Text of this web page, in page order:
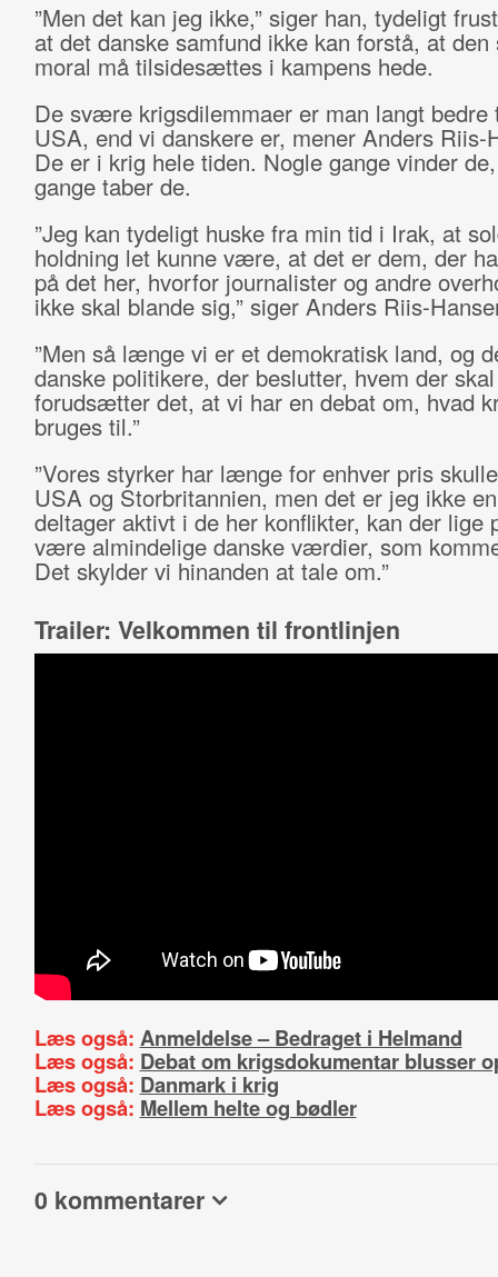
”Men det kan jeg ikke,” siger han, tydeligt
at det danske samfund ikke kan forstå, at den
moral må tilsidesættes i kampens hede.
De svære krigsdilemmaer er man langt bedre
USA, end vi danskere er, mener Anders Riis-
De er i krig hele tiden. Nogle gange vinder
gange taber de.
”Jeg kan tydeligt huske fra min tid i Irak, at
holdning let kunne være, at det er dem, der
på det her, hvorfor journalister og andre
ikke skal blande sig,” siger Anders Riis-
”Men så længe vi er et demokratisk land, og
danske politikere, der beslutter, hvem der
forudsætter det, at vi har en debat om, hvad
bruges til.”
”Vores styrker har længe for enhver pris
USA og Storbritannien, men det er jeg ikke
deltager aktivt i de her konflikter, kan der lige
være almindelige danske værdier, som
Det skylder vi hinanden at tale om.”
Trailer: Velkommen til frontlinjen
Læs også: Anmeldelse – Bedraget i Helmand
Læs også: Debat om krigsdokumentar blusser
Læs også: Danmark i krig
Læs også: Mellem helte og bødler
0 kommentarer